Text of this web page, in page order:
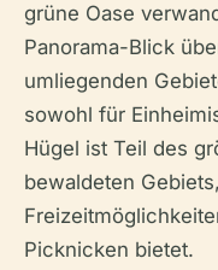
grüne Oase
Panorama-Blick
umliegenden
sowohl für
Hügel ist Teil des
bewaldeten
Picknicken bietet.